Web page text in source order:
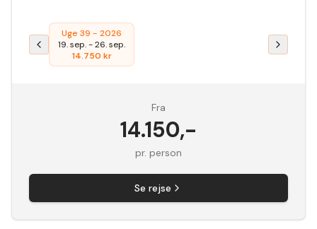
Uge 39 - 2026
19. sep.-26. sep.
14.750 kr
Fra
14.150,-
pr. person
Se rejse